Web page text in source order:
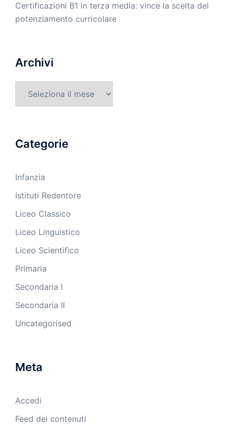
Certificazioni B1 in terza media: vince la scelta del
potenziamento curricolare
Archivi
Categorie
Infanzia
Istituti Redentore
Liceo Classico
Liceo Linguistico
Liceo Scientifico
Primaria
Secondaria I
Secondaria II
Uncategorised
Meta
Accedi
Feed dei contenuti